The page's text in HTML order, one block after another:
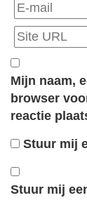
Mijn naam,
browser
reactie
Stuur mij
Stuur mij